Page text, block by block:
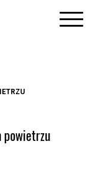
powietrzu